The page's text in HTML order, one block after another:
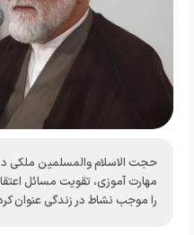
حجت الاسلام والمسلمین ملکی در
مهارت آموزی، تقویت مسائل
را موجب نشاط در زندگی عنوان